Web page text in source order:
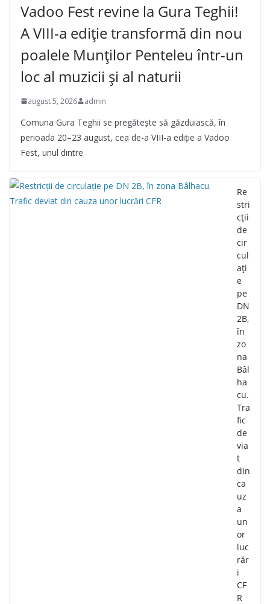
Vadoo Fest revine la Gura Teghii!
A VIII-a ediție transformă din nou
poalele Munților Penteleu într-un
loc al muzicii și al naturii
august 5, 2026 admin
Comuna Gura Teghii se pregătește să găzduiască, în
perioada 20–23 august, cea de-a VIII-a ediție a Vadoo
Fest, unul dintre
Re
stri
cții
de
cir
cul
ați
e
pe
DN
2B,
în
zo
na
Bâl
ha
cu.
Tra
fic
de
via
t
din
ca
uz
a
un
or
luc
răr
i
CF
R